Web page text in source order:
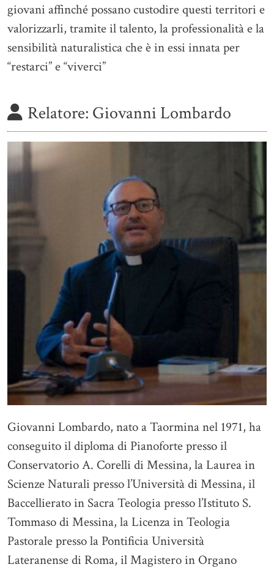
giovani affinché possano custodire questi territori e
valorizzarli, tramite il talento, la professionalità e la
sensibilità naturalistica che è in essi innata per
“restarci” e “viverci”
Relatore: Giovanni Lombardo
Giovanni Lombardo, nato a Taormina nel 1971, ha
conseguito il diploma di Pianoforte presso il
Conservatorio A. Corelli di Messina, la Laurea in
Scienze Naturali presso l’Università di Messina, il
Baccellierato in Sacra Teologia presso l’Istituto S.
Tommaso di Messina, la Licenza in Teologia
Pastorale presso la Pontificia Università
Lateranense di Roma, il Magistero in Organo